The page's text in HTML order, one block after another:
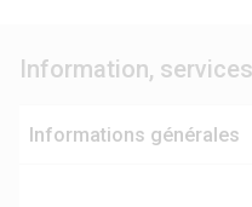
Information,
Informations générales